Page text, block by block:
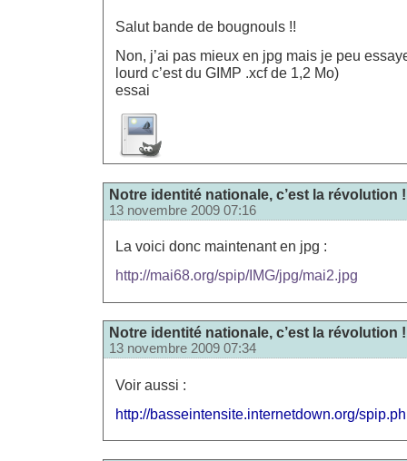
Salut bande de bougnouls !!
Non, j’ai pas mieux en jpg mais je peu
lourd c’est du GIMP .xcf de 1,2 Mo)
essai
Notre identité nationale, c’est la révolution !
13 novembre 2009 07:16
La voici donc maintenant en jpg :
http://mai68.org/spip/IMG/jpg/mai2.jpg
Notre identité nationale, c’est la révolution !
13 novembre 2009 07:34
Voir aussi :
http://basseintensite.internetdown.org/